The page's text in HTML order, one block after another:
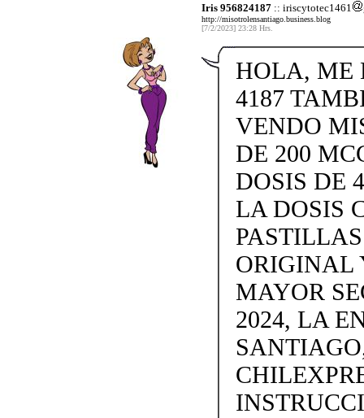
Iris 956824187:: iriscytotec1461
http://misotrolensantiago.business.blog
[7/2/2023] 23:28 Hrs.
HOLA, ME
4187
VENDO
DE 200
DOSIS DE
LA DOSIS
ORIGINAL
MAYOR
2024, LA